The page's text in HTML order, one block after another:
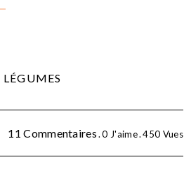
LÉGUMES
11 Commentaires 0 J'aime 450 Vues